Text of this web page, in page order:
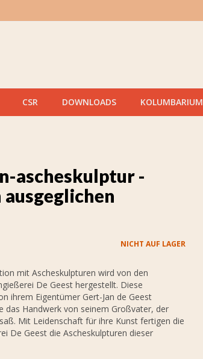
CSR DOWNLOADS KOLUMBARIUM
ascheskulptur -
NICHT AUF LAGER
mit Ascheskulpturen wird von den
De Geest hergestellt. Diese
ihrem Eigentümer Gert-Jan de Geest
das Handwerk von seinem Großvater, der
Mit Leidenschaft für ihre Kunst fertigen die
De Geest die Ascheskulpturen dieser